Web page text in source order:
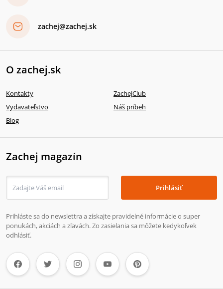
zachej@zachej.sk
O zachej.sk
Kontakty
ZachejClub
Vydavateľstvo
Náš príbeh
Blog
Zachej magazín
Prihlásiť
Prihláste sa do newslettra a získajte pravidelné informácie o super
ponukách, akciách a zľavách. Zo zasielania sa môžete kedykoľvek
odhlásiť.